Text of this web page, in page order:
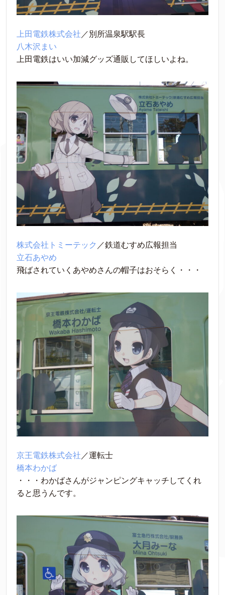
上田電鉄株式会社 ／別所温泉駅駅長
八木沢まい
上田電鉄はいい加減グッズ通販してほしいよね。
株式会社トミーテック ／鉄道むすめ広報担当
立石あやめ
飛ばされていくあやめさんの帽子はおそらく・・・
京王電鉄株式会社 ／運転士
橋本わかば
・・・わかばさんがジャンピングキャッチしてくれ
ると思うんです。